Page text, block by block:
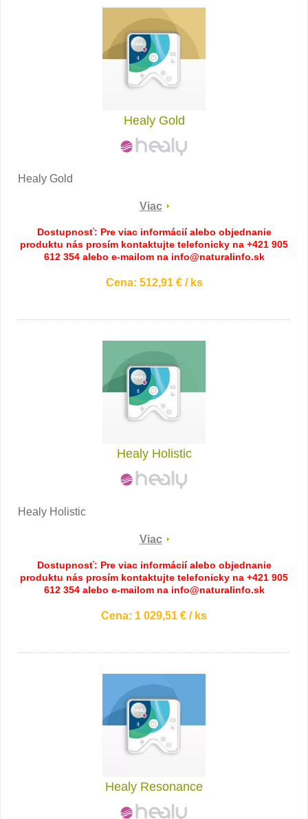
Healy Gold
Healy Gold
Viac
Dostupnosť: Pre viac informácií alebo objednanie
produktu nás prosím kontaktujte telefonicky na +421 905
612 354 alebo e-mailom na info@naturalinfo.sk
Cena: 512,91 € / ks
Healy Holistic
Healy Holistic
Viac
Dostupnosť: Pre viac informácií alebo objednanie
produktu nás prosím kontaktujte telefonicky na +421 905
612 354 alebo e-mailom na info@naturalinfo.sk
Cena: 1 029,51 € / ks
Healy Resonance